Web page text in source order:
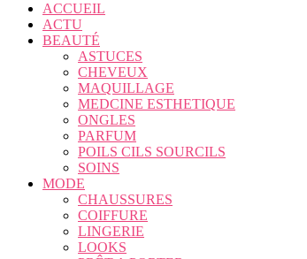
ACCUEIL
ACTU
BEAUTÉ
ASTUCES
CHEVEUX
MAQUILLAGE
MEDCINE ESTHETIQUE
ONGLES
PARFUM
POILS CILS SOURCILS
SOINS
MODE
CHAUSSURES
COIFFURE
LINGERIE
LOOKS